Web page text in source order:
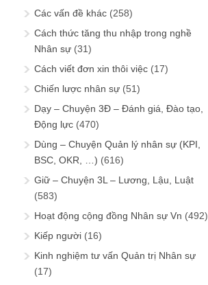
Các vấn đề khác (258)
Cách thức tăng thu nhập trong nghề
Nhân sự (31)
Cách viết đơn xin thôi việc (17)
Chiến lược nhân sự (51)
Dạy – Chuyện 3Đ – Đánh giá, Đào tạo,
Động lực (470)
Dùng – Chuyện Quản lý nhân sự (KPI,
BSC, OKR, …) (616)
Giữ – Chuyện 3L – Lương, Lậu, Luật
(583)
Hoạt động cộng đồng Nhân sự Vn (492)
Kiếp người (16)
Kinh nghiệm tư vấn Quản trị Nhân sự
(17)